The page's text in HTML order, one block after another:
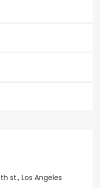
st., Los Angeles